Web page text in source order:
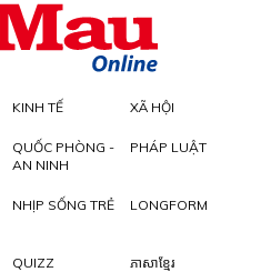
KINH TẾ XÃ HỘI
QUỐC PHÒNG -
AN NINH
PHÁP LUẬT
NHỊP SỐNG TRẺ LONGFORM
QUIZZ ភាសាខ្មែរ